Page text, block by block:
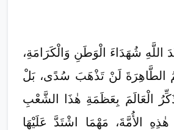
اللَّهِ شُهَدَاءَ الْوَطَنِ وَالْكَرَامَةِ،
الطَّاهِرَةَ لَنْ تَذْهَبَ سُدًى، بَلْ
الْعَالَمَ بِعَظَمَةِ هٰذَا الشَّعْبِ
الأُمَّةَ، مَهْمَا اشْتَدَّ عَلَيْهَا